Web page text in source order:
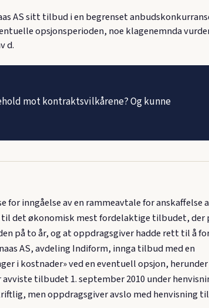
AS sitt tilbud i en begrenset
opsjonsperioden, noe klagenemnda
d.
mot kontraktsvilkårene? Og kunne
inngåelse av en rammeavtale for anskaffelse
det økonomisk mest fordelaktige tilbudet, der
på to år, og at oppdragsgiver hadde rett til å
AS, avdeling Indiform, innga tilbud med en
i kostnader» ved en eventuell opsjon, herunder
tilbudet 1. september 2010 under
men oppdragsgiver avslo med henvisning til